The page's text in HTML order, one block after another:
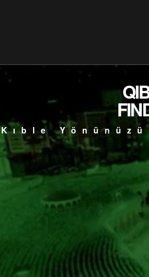
Kıble